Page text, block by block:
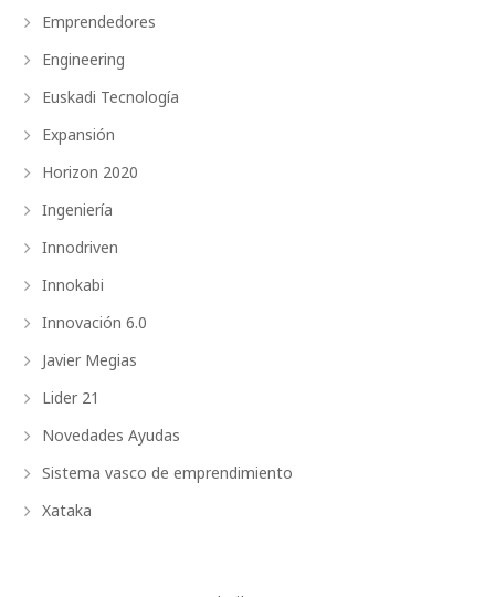
Emprendedores
Engineering
Euskadi Tecnología
Expansión
Horizon 2020
Ingeniería
Innodriven
Innokabi
Innovación 6.0
Javier Megias
Lider 21
Novedades Ayudas
Sistema vasco de emprendimiento
Xataka